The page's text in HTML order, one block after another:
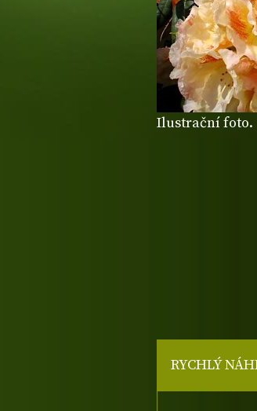
Ilustrační foto.
RYCHLÝ